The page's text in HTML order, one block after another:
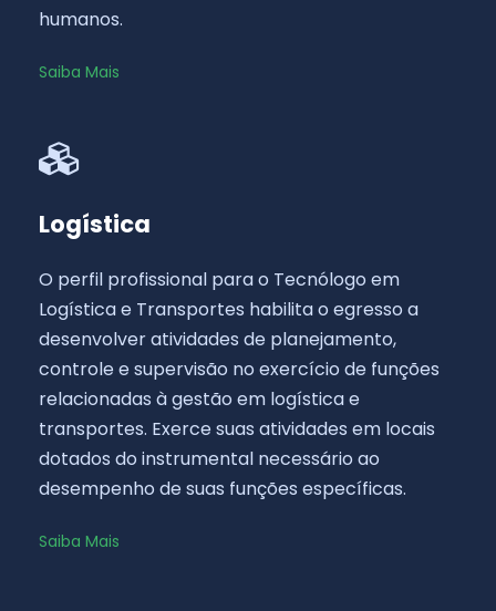
humanos.
Saiba Mais
Logística
O perfil profissional para o Tecnólogo em
Logística e Transportes habilita o egresso a
desenvolver atividades de planejamento,
controle e supervisão no exercício de funções
relacionadas à gestão em logística e
transportes. Exerce suas atividades em locais
dotados do instrumental necessário ao
desempenho de suas funções específicas.
Saiba Mais